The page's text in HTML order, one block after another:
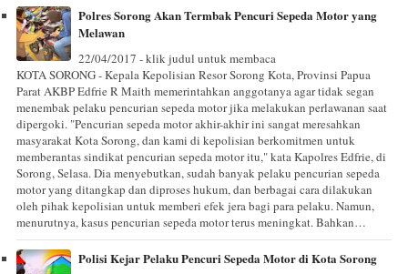
Polres Sorong Akan Termbak Pencuri Sepeda Motor yang
Melawan
22/04/2017 - klik judul untuk membaca
KOTA SORONG - Kepala Kepolisian Resor Sorong Kota, Provinsi Papua
Parat AKBP Edfrie R Maith memerintahkan anggotanya agar tidak segan
menembak pelaku pencurian sepeda motor jika melakukan perlawanan saat
dipergoki. "Pencurian sepeda motor akhir-akhir ini sangat meresahkan
masyarakat Kota Sorong, dan kami di kepolisian berkomitmen untuk
memberantas sindikat pencurian sepeda motor itu," kata Kapolres Edfrie, di
Sorong, Selasa. Dia menyebutkan, sudah banyak pelaku pencurian sepeda
motor yang ditangkap dan diproses hukum, dan berbagai cara dilakukan
oleh pihak kepolisian untuk memberi efek jera bagi para pelaku. Namun,
menurutnya, kasus pencurian sepeda motor terus meningkat. Bahkan…
Polisi Kejar Pelaku Pencuri Sepeda Motor di Kota Sorong